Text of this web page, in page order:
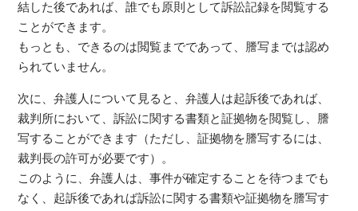
結した後であれば、誰でも原則として訴訟記録を閲覧する
ことができます。
もっとも、できるのは閲覧までであって、謄写までは認め
られていません。
次に、弁護人について見ると、弁護人は起訴後であれば、
裁判所において、訴訟に関する書類と証拠物を閲覧し、謄
写することができます（ただし、証拠物を謄写するには、
裁判長の許可が必要です）。
このように、弁護人は、事件が確定することを待つまでも
なく、起訴後であれば訴訟に関する書類や証拠物を謄写す